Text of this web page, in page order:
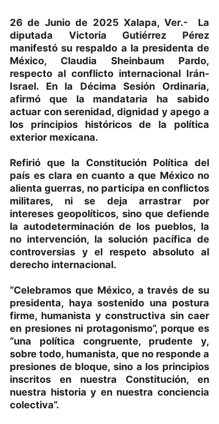
26 de Junio de 2025 Xalapa, Ver.- La
diputada Victoria Gutiérrez Pérez
manifestó su respaldo a la presidenta de
México, Claudia Sheinbaum Pardo,
respecto al conflicto internacional Irán-
Israel. En la Décima Sesión Ordinaria,
afirmó que la mandataria ha sabido
actuar con serenidad, dignidad y apego a
los principios históricos de la política
exterior mexicana.
Refirió que la Constitución Política del
país es clara en cuanto a que México no
alienta guerras, no participa en conflictos
militares, ni se deja arrastrar por
intereses geopolíticos, sino que defiende
la autodeterminación de los pueblos, la
no intervención, la solución pacífica de
controversias y el respeto absoluto al
derecho internacional.
“Celebramos que México, a través de su
presidenta, haya sostenido una postura
firme, humanista y constructiva sin caer
en presiones ni protagonismo”, porque es
“una política congruente, prudente y,
sobre todo, humanista, que no responde a
presiones de bloque, sino a los principios
inscritos en nuestra Constitución, en
nuestra historia y en nuestra conciencia
colectiva”.